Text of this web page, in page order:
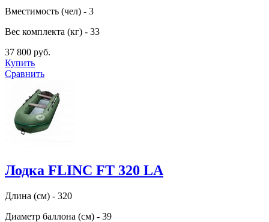
Вместимость (чел) - 3
Вес комплекта (кг) - 33
37 800 руб.
Купить
Сравнить
Лодка FLINC FТ 320 LA
Длина (см) - 320
Диаметр баллона (см) - 39